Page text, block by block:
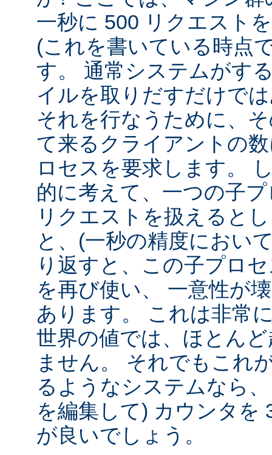
一秒に 500 リクエスト
(これを書いている時点
す。 通常システムがす
イルを取りだすだけで
それを行なうために、
て来るクライアントの
ロセスを要求します。
的に考えて、一つの子
リクエストを扱えると
と、(一秒の精度におい
り返すと、この子プロ
を再び使い、 一意性が
あります。 これは非常
世界の値では、ほとん
ません。 それでもこれ
るようなシステムなら
を編集して) カウンタを
が良いでしょう。